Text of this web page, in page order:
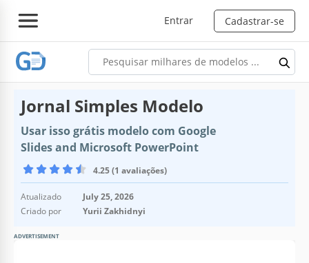
Entrar Cadastrar-se
Jornal Simples Modelo
Usar isso grátis modelo com Google
Slides and Microsoft PowerPoint
4.25 (1 avaliações)
Atualizado
July 25, 2026
Criado por
Yurii Zakhidnyi
ADVERTISEMENT